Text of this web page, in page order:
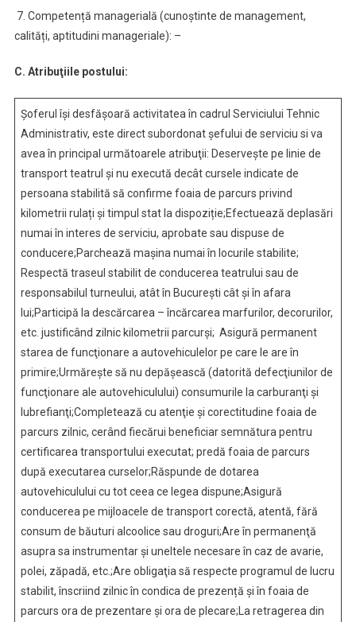
7. Competență managerială (cunoștinte de management,
calități, aptitudini manageriale): –
C. Atribuţiile postului:
Şoferul îşi desfăşoară activitatea în cadrul Serviciului Tehnic
Administrativ, este direct subordonat şefului de serviciu si va
avea în principal următoarele atribuţii: Deservește pe linie de
transport teatrul și nu execută decât cursele indicate de
persoana stabilită să confirme foaia de parcurs privind
kilometrii rulați și timpul stat la dispoziție;Efectuează deplasări
numai în interes de serviciu, aprobate sau dispuse de
conducere;Parchează maşina numai în locurile stabilite;
Respectă traseul stabilit de conducerea teatrului sau de
responsabilul turneului, atât în Bucureşti cât şi în afara
lui;Participă la descărcarea – încărcarea marfurilor, decorurilor,
etc. justificând zilnic kilometrii parcurşi; Asigură permanent
starea de funcţionare a autovehiculelor pe care le are în
primire;Urmăreşte să nu depăşească (datorită defecţiunilor de
funcţionare ale autovehiculului) consumurile la carburanţi şi
lubrefianţi;Completează cu atenţie şi corectitudine foaia de
parcurs zilnic, cerând fiecărui beneficiar semnătura pentru
certificarea transportului executat; predă foaia de parcurs
după executarea curselor;Răspunde de dotarea
autovehiculului cu tot ceea ce legea dispune;Asigură
conducerea pe mijloacele de transport corectă, atentă, fără
consum de băuturi alcoolice sau droguri;Are în permanenţă
asupra sa instrumentar şi uneltele necesare în caz de avarie,
polei, zăpadă, etc.;Are obligaţia să respecte programul de lucru
stabilit, înscriind zilnic în condica de prezență și în foaia de
parcurs ora de prezentare și ora de plecare;La retragerea din